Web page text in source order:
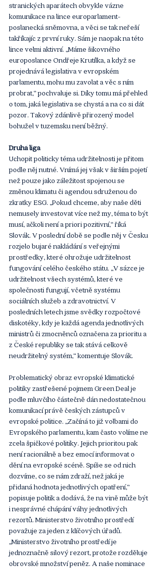
stranických aparátech obvykle vázne
komunikace na lince europarlament-
poslanecká sněmovna, a věci se tak neřeší
takříkajíc z první ruky. Sám je naopak na této
lince velmi aktivní. „Máme šikovného
europoslance Ondřeje Krutílka, a když se
projednává legislativa v evropském
parlamentu, mohu mu zavolat a věc s ním
probrat,“ pochvaluje si. Díky tomu má přehled
o tom, jaká legislativa se chystá a na co si dát
pozor. Takový zdánlivě přirozený model
bohužel v tuzemsku není běžný.
Druhá liga
Uchopit politicky téma udržitelnosti je přitom
podle něj nutné. Vnímá jej však v širším pojetí
než pouze jako záležitost spojenou se
změnou klimatu či agendou sdruženou do
zkratky ESG. „Pokud chceme, aby naše děti
nemusely investovat více než my, téma to být
musí, ačkoli není a priori pozitivní,“ říká
Slovák. V poslední době se podle něj v Česku
rozjelo bujaré nakládání s veřejnými
prostředky, které ohrožuje udržitelnost
fungování celého českého státu. „V sázce je
udržitelnost všech systémů, které ve
společnosti fungují, včetně systému
sociálních služeb a zdravotnictví. V
posledních letech jsme svědky rozpočtové
diskotéky, kdy je každá agenda jednotlivých
ministrů či zmocněnců označena za prioritu a
z České republiky se tak stává celkově
neudržitelný systém,“ komentuje Slovák.
Problematický obraz evropské klimatické
politiky zastřešené pojmem Green Deal je
podle mluvčího částečně dán nedostatečnou
komunikací právě českých zástupců v
evropské politice. „Začíná to již volbami do
Evropského parlamentu, kam často volíme ne
zcela špičkové politiky. Jejich prioritou pak
není racionálně a bez emocí informovat o
dění na evropské scéně. Spíše se od nich
dozvíme, co se nám zdraží, než jaká je
přidaná hodnota jednotlivých opatření,“
popisuje politik a dodává, že na vině může být
i nesprávné chápání váhy jednotlivých
rezortů. Ministerstvo životního prostředí
považuje za jeden z klíčových úřadů.
„Ministerstvo životního prostředí je
jednoznačně silový rezort, protože rozděluje
obrovské množství peněz. A naše nominace